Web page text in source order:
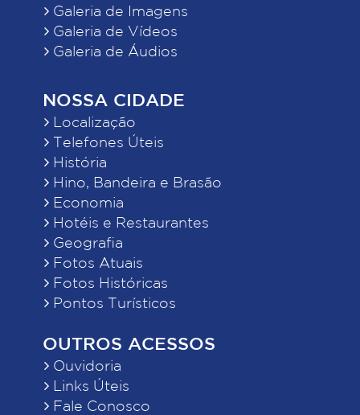
Galeria de Imagens
Galeria de Vídeos
Galeria de Áudios
NOSSA CIDADE
Localização
Telefones Úteis
História
Hino, Bandeira e Brasão
Economia
Hotéis e Restaurantes
Geografia
Fotos Atuais
Fotos Históricas
Pontos Turísticos
OUTROS ACESSOS
Ouvidoria
Links Úteis
Fale Conosco